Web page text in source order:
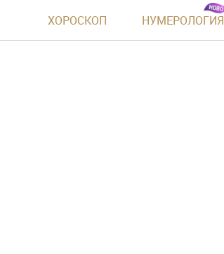
ХОРОСКОП НУМЕРОЛОГИЯ